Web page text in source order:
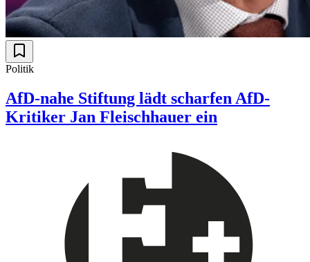
Politik
AfD-nahe Stiftung lädt scharfen AfD-
Kritiker Jan Fleischhauer ein